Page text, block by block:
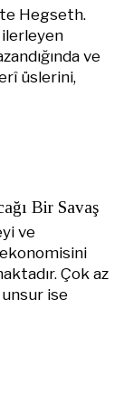
Hegseth.
ilerleyen
ve
üslerini,
Bir Savaş
ve
Çok az
ise